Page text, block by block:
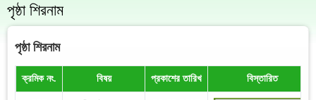
পৃষ্ঠা শিরনাম
পৃষ্ঠা শিরনাম
ক্রমিক নং. বিষয় প্রকাশের তারিখ বিস্তারিত